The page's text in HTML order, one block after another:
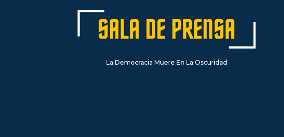
La Democracia Muere En La Oscuridad